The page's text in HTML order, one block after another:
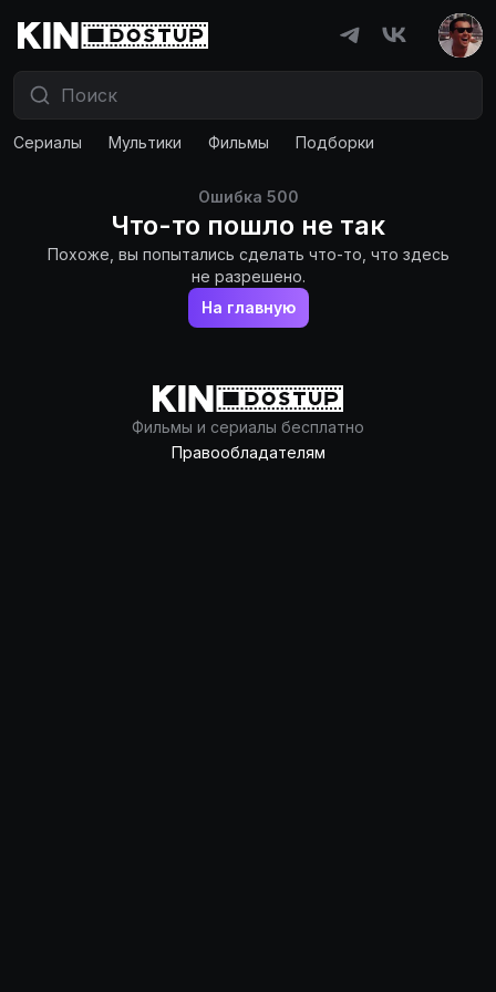
Сериалы Мультики Фильмы Подборки
Ошибка 500
Что-то пошло не так
Похоже, вы попытались сделать что-то, что здесь
не разрешено.
На главную
Фильмы и сериалы бесплатно
Правообладателям